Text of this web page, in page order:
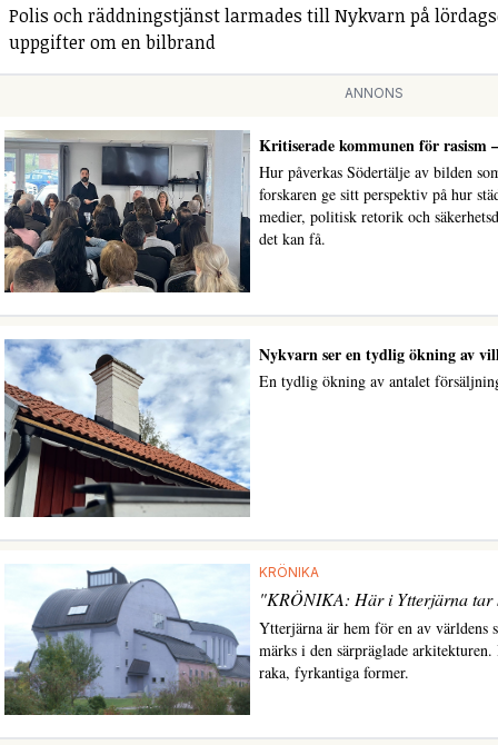
Polis och räddningstjänst larmades till Nykvarn på
uppgifter om en bilbrand
ANNONS
Kritiserade kommunen för rasism
Hur påverkas Södertälje av bilden
forskaren ge sitt perspektiv på hur
medier, politisk retorik och
det kan få.
Nykvarn ser en tydlig ökning av
En tydlig ökning av antalet
KRÖNIKA
"KRÖNIKA: Här i Ytterjärna tar
Ytterjärna är hem för en av världens
märks i den särpräglade
raka, fyrkantiga former.